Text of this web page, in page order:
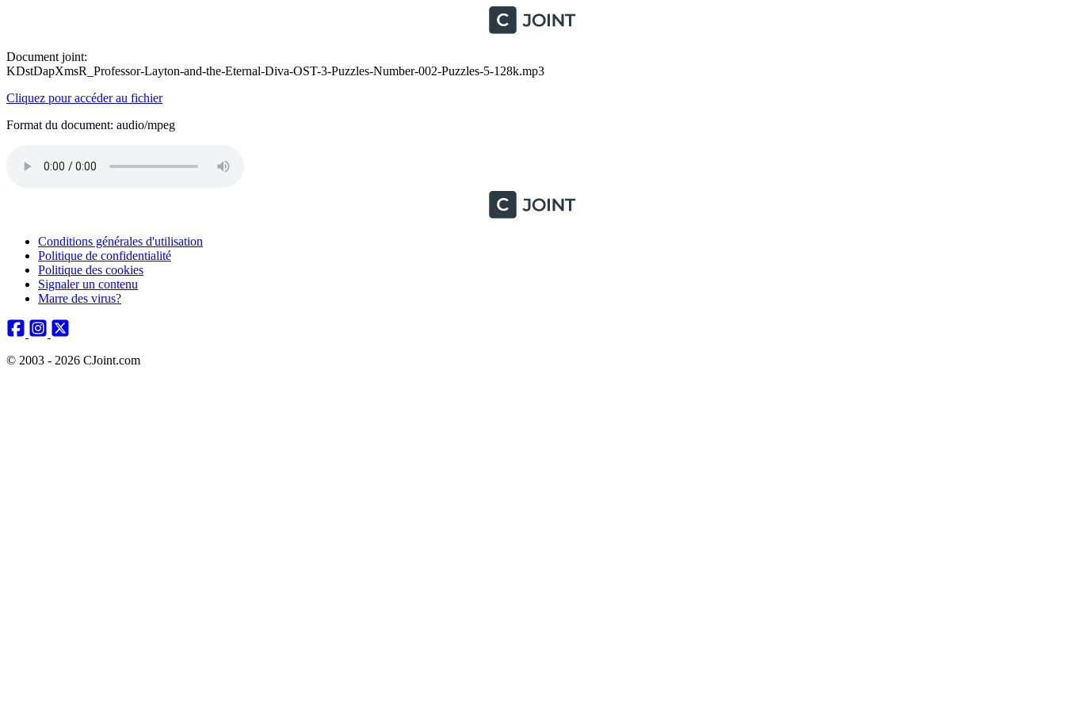
Document joint:
KDstDapXmsR_Professor-Layton-and-the-Eternal-Diva-OST-3-Puzzles-Number-002-Puzzles-5-128k.mp3
Cliquez pour accéder au fichier
Format du document: audio/mpeg
Conditions générales d'utilisation
Politique de confidentialité
Politique des cookies
Signaler un contenu
Marre des virus?
© 2003 - 2026 CJoint.com